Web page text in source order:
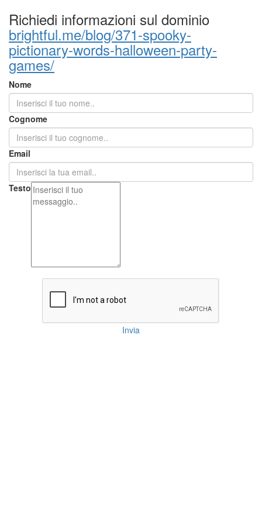
Richiedi informazioni sul dominio
brightful.me/blog/371-spooky-
pictionary-words-halloween-party-
games/
Nome
Cognome
Email
Testo
Invia